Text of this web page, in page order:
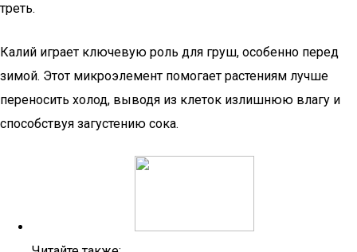
треть.
Калий играет ключевую роль для груш, особенно перед
зимой. Этот микроэлемент помогает растениям лучше
переносить холод, выводя из клеток излишнюю влагу и
способствуя загустению сока.